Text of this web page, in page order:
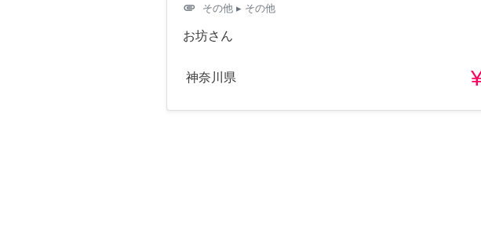
attachment その他 ▸ その他
お坊さん
神奈川県